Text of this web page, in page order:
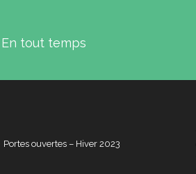
En tout temps
Portes ouvertes – Hiver 2023